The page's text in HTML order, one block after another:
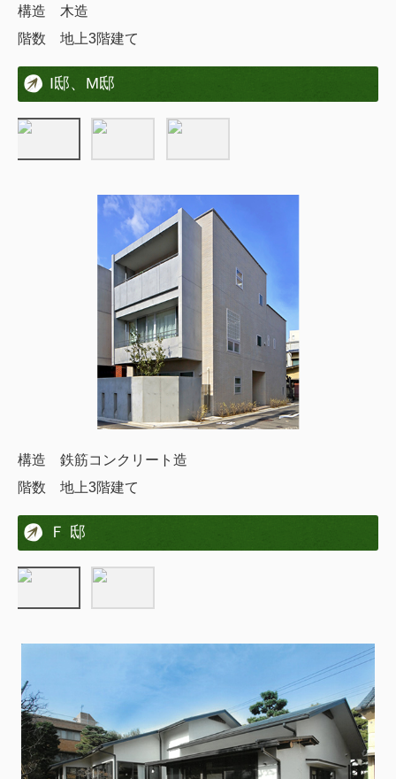
構造 木造
階数 地上3階建て
I邸、M邸
構造 鉄筋コンクリート造
階数 地上3階建て
Ｆ 邸